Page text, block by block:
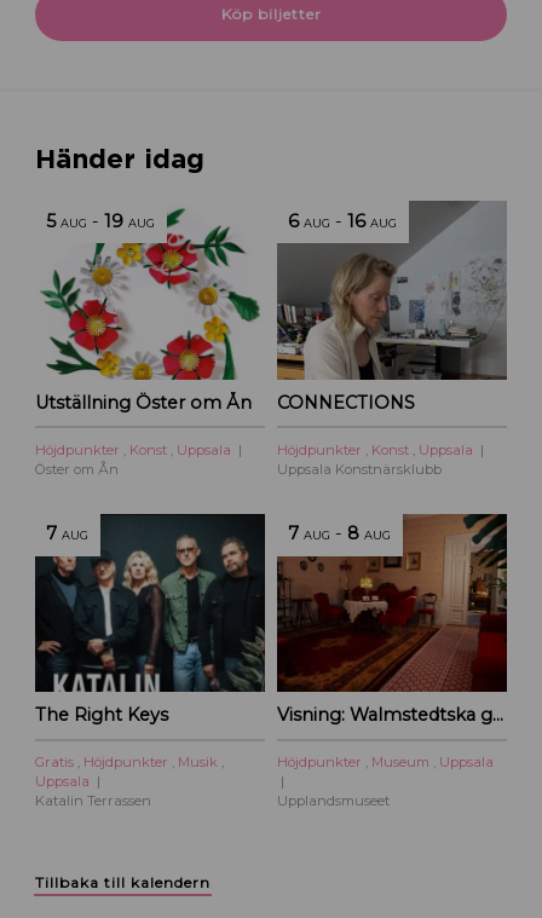
Köp biljetter
Händer idag
5 AUG -19 AUG
Utställning Öster om Ån
Höjdpunkter Konst
Uppsala
Öster om Ån
6 AUG -16 AUG
CONNECTIONS
Höjdpunkter Konst
Uppsala
Uppsala Konstnärsklubb
7 AUG
The Right Keys
Gratis , Höjdpunkter , Musik ,
Uppsala
Katalin Terrassen
7 AUG - 8 AUG
Visning: Walmstedtska gården
Höjdpunkter , Museum , Uppsala
Upplandsmuseet
Tillbaka till kalendern